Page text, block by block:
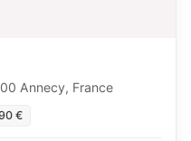
Annecy, France
€